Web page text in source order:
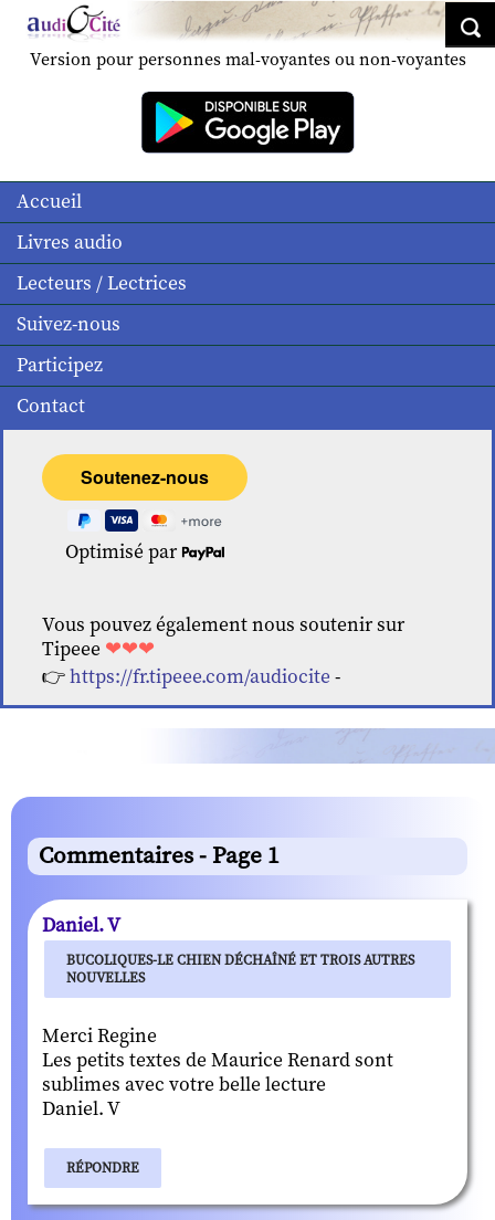
Version pour personnes mal-voyantes ou non-voyantes
Accueil
Livres audio
Lecteurs / Lectrices
Suivez-nous
Participez
Contact
Optimisé par
Vous pouvez également nous soutenir sur
Tipeee ❤❤❤
👉https://fr.tipeee.com/audiocite -
Commentaires - Page 1
Daniel. V
BUCOLIQUES-LE CHIEN DÉCHAÎNÉ ET TROIS AUTRES
NOUVELLES
Merci Regine
Les petits textes de Maurice Renard sont
sublimes avec votre belle lecture
Daniel. V
RÉPONDRE